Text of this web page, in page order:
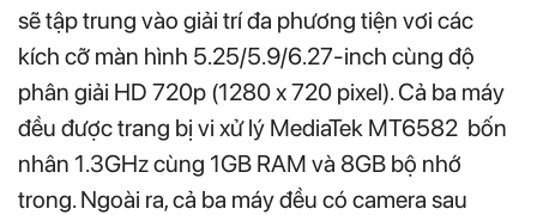
sẽ tập trung vào giải trí đa phương tiện vơi các
kích cỡ màn hình 5.25/5.9/6.27-inch cùng độ
phân giải HD 720p (1280 x 720 pixel). Cả ba máy
đều được trang bị vi xử lý MediaTek MT6582 bốn
nhân 1.3GHz cùng 1GB RAM và 8GB bộ nhớ
trong. Ngoài ra, cả ba máy đều có camera sau